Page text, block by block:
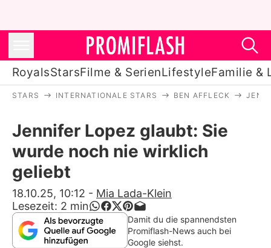
RoyalsStarsFilme & SerienLifestyleFamilie &
Stars
Filme & Serien
Lifestyle
Familie & Liebe
Promiflash Exklusiv
STARS INTERNATIONALE STARS BEN AFFLECK
Jennifer Lopez glaubt: Sie
wurde noch nie wirklich
geliebt
18.10.25, 10:12 - Mia Lada-Klein
Lesezeit: 2 min
Damit du die spannendsten
Promiflash-News auch bei
Google siehst.